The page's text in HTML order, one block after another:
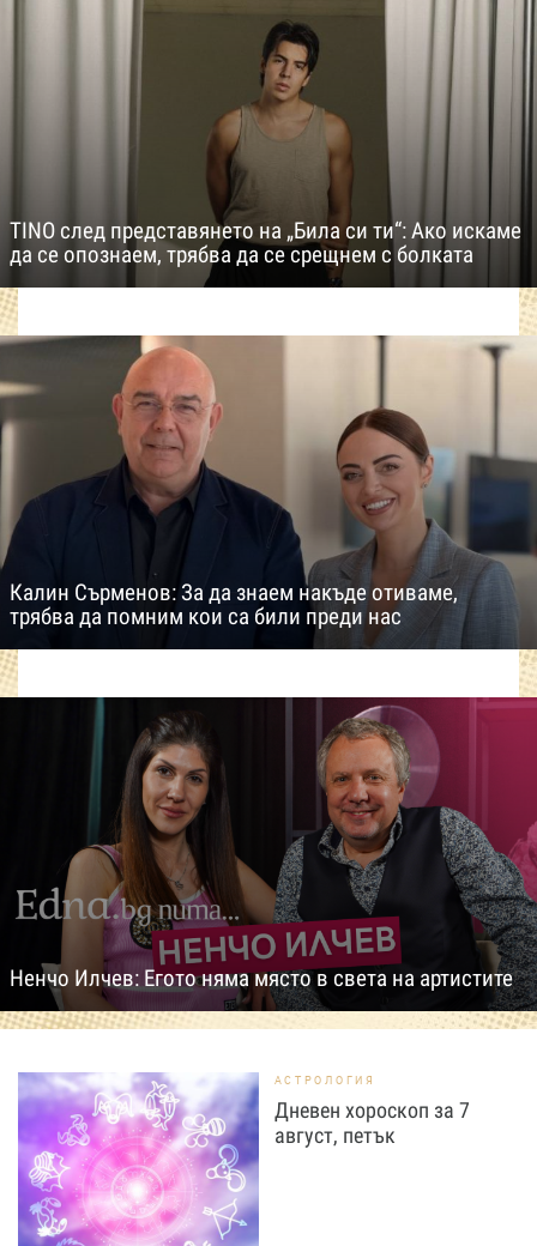
TINO след представянето на „Била си ти“: Ако искаме
да се опознаем, трябва да се срещнем с болката
Калин Сърменов: За да знаем накъде отиваме,
трябва да помним кои са били преди нас
Ненчо Илчев: Егото няма място в света на артистите
АСТРОЛОГИЯ
Дневен хороскоп за 7
август, петък